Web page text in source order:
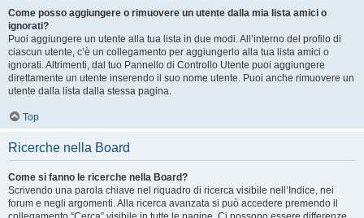
Come posso aggiungere o rimuovere un utente dalla mia lista amici o
ignorati?
Puoi aggiungere un utente alla tua lista in due modi. All’interno del profilo di
ciascun utente, c’è un collegamento per aggiungerlo alla tua lista amici o
ignorati. Altrimenti, dal tuo Pannello di Controllo Utente puoi aggiungere
direttamente un utente inserendo il suo nome utente. Puoi anche rimuovere un
utente dalla lista dalla stessa pagina.
Top
Ricerche nella Board
Come si fanno le ricerche nella Board?
Scrivendo una parola chiave nel riquadro di ricerca visibile nell’Indice, nei
forum e negli argomenti. Alla ricerca avanzata si può accedere premendo il